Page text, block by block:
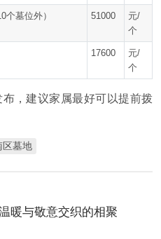
个墓位外） 51000
元/
个
17600
元/
个
，建议家属最好可以提前拨
区墓地
暖与敬意交织的相聚